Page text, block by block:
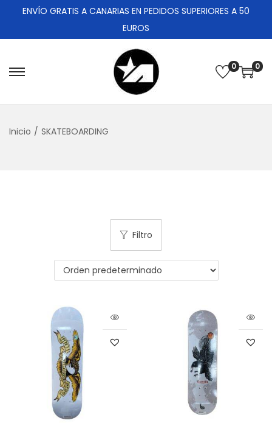
ENVÍO GRATIS A CANARIAS EN PEDIDOS SUPERIORES A 50
EUROS
0 0
Inicio / SKATEBOARDING
Filtro